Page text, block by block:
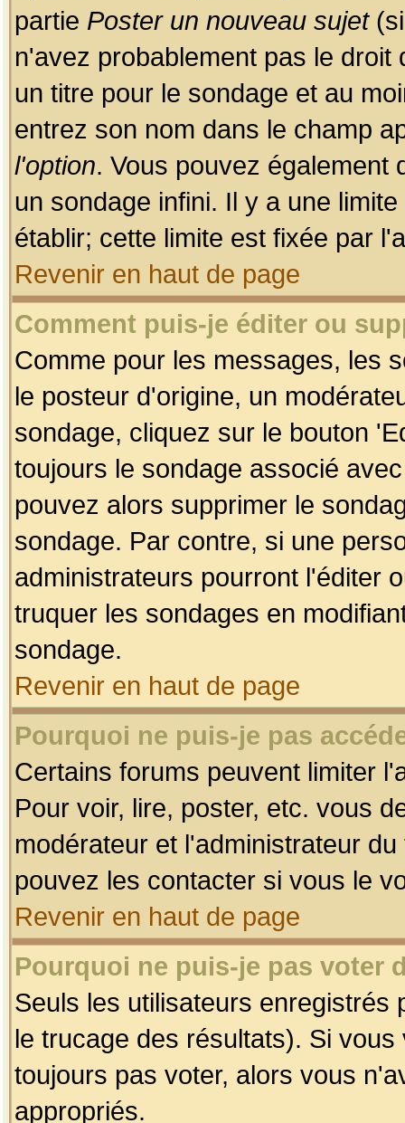
partie Poster un nouveau sujet(si
n'avez probablement pas le
un titre pour le sondage et au
entrez son nom dans le champ
l'option. Vous pouvez également
un sondage infini. Il y a une
établir; cette limite est fixée par
Revenir en haut de page
Comment puis-je éditer ou
Comme pour les messages, les
le posteur d'origine, un
sondage, cliquez sur le bouton
toujours le sondage associé
pouvez alors supprimer le
sondage. Par contre, si une
administrateurs pourront l'éditer
truquer les sondages en
sondage.
Revenir en haut de page
Pourquoi ne puis-je pas
Certains forums peuvent limiter
Pour voir, lire, poster, etc. vous
modérateur et l'administrateur
pouvez les contacter si vous le
Revenir en haut de page
Pourquoi ne puis-je pas voter
Seuls les utilisateurs enregistrés
le trucage des résultats). Si
toujours pas voter, alors vous
appropriés.